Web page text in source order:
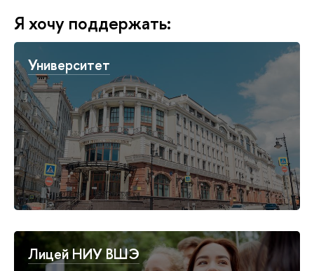
Я хочу поддержать:
Университет
Лицей НИУ ВШЭ